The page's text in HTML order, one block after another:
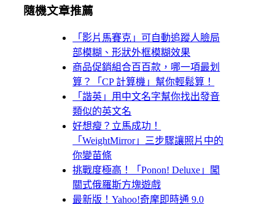
隨機文章推薦
「影片馬賽克」可自動追蹤人臉局
部模糊、形狀外框模糊效果
商品促銷組合百百款，哪一項最划
算？「CP 計算機」幫你輕鬆算！
「諧英」用中文名字幫你找出發音
類似的英文名
好想瘦？立馬成功！
「WeightMirror」三步驟讓照片中的
你變苗條
挑戰度極高！「Ponon! Deluxe」闖
關式俄羅斯方塊遊戲
最新版！Yahoo!奇摩即時通 9.0